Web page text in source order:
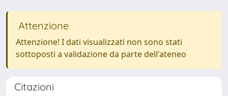
Attenzione
Attenzione! I dati visualizzati non sono stati
sottoposti a validazione da parte dell'ateneo
Citazioni